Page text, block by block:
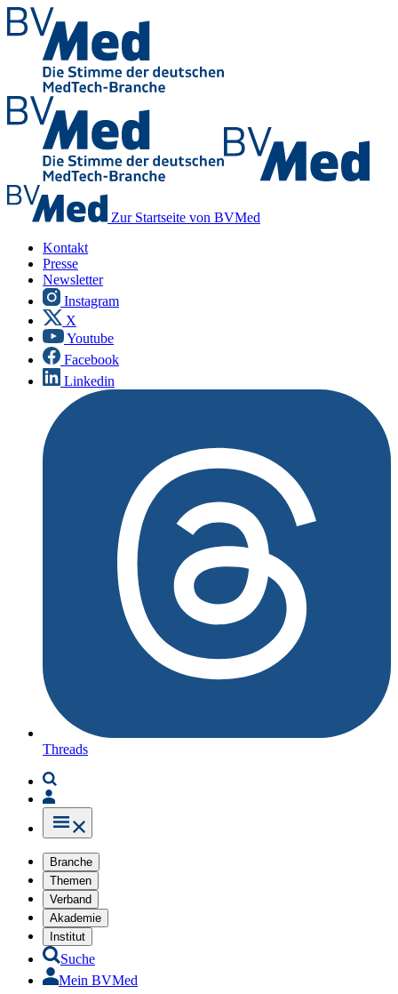
Zur Startseite von BVMed
Kontakt
Presse
Newsletter
Instagram
X
Youtube
Facebook
Linkedin
Threads
Branche
Themen
Verband
Akademie
Institut
Suche
Mein BVMed